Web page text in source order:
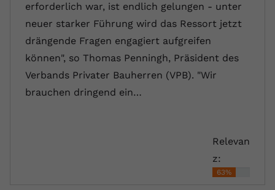
erforderlich war, ist endlich gelungen - unter
neuer starker Führung wird das Ressort jetzt
drängende Fragen engagiert aufgreifen
können", so Thomas Penningh, Präsident des
Verbands Privater Bauherren (VPB). "Wir
brauchen dringend ein…
Relevan
z:
63%